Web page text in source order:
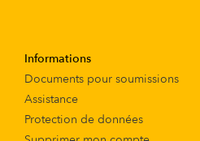
Informations
Documents pour soumissions
Assistance
Protection de données